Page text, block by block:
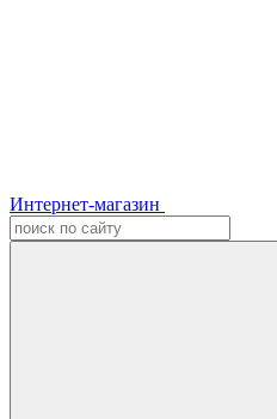
Интернет-магазин